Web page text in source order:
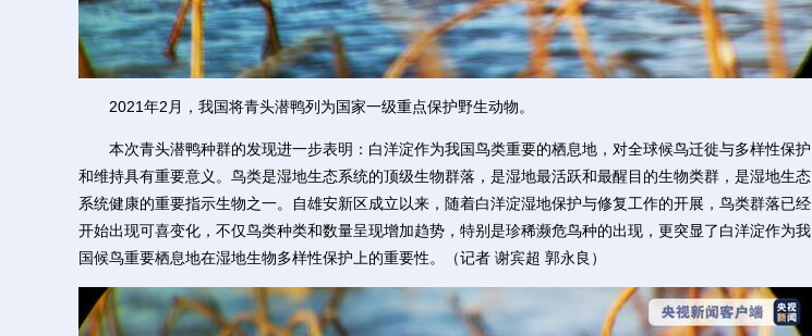
2021年2月，我国将青头潜鸭列为国家一级重点保护野生动物。
本次青头潜鸭种群的发现进一步表明：白洋淀作为我国鸟类重要的栖息地，对全球候鸟迁徙与多样性保护
和维持具有重要意义。鸟类是湿地生态系统的顶级生物群落，是湿地最活跃和最醒目的生物类群，是湿地生态
系统健康的重要指示生物之一。自雄安新区成立以来，随着白洋淀湿地保护与修复工作的开展，鸟类群落已经
开始出现可喜变化，不仅鸟类种类和数量呈现增加趋势，特别是珍稀濒危鸟种的出现，更突显了白洋淀作为我
国候鸟重要栖息地在湿地生物多样性保护上的重要性。（记者 谢宾超 郭永良）